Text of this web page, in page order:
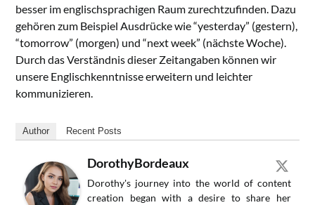
besser im englischsprachigen Raum zurechtzufinden. Dazu
gehören zum Beispiel Ausdrücke wie “yesterday” (gestern),
“tomorrow” (morgen) und “next week” (nächste Woche).
Durch das Verständnis dieser Zeitangaben können wir
unsere Englischkenntnisse erweitern und leichter
kommunizieren.
Author Recent Posts
DorothyBordeaux
Dorothy's journey into the world of content
creation began with a desire to share her